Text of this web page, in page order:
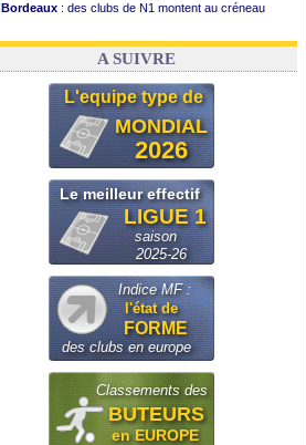
Bordeaux : des clubs de N1 montent au créneau
Real: le démenti de Leipzig pour Diomandé
A SUIVRE
L'equipe type de
MONDIAL
2026
Le meilleur effectif
LIGUE 1
saison
2025-26
Indice MF :
l'état de
FORME
des clubs en europe
Classements des
BUTEURS
en EUROPE